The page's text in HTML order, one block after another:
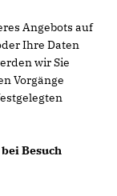
Angebots auf
Ihre Daten
wir Sie
Vorgänge
Besuch